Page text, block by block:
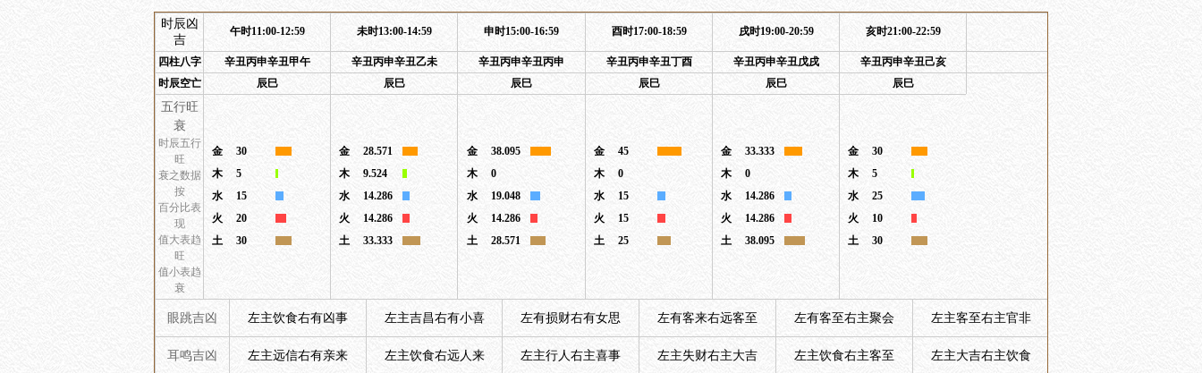
时辰凶
吉
午时11:00-12:59 未时13:00-14:59 申时15:00-16:59 酉时17:00-18:59 戌时19:00-20:59 亥时21:00-22:59
四柱八字 辛丑丙申辛丑甲午 辛丑丙申辛丑乙未 辛丑丙申辛丑丙申 辛丑丙申辛丑丁酉 辛丑丙申辛丑戊戌
辛丑丙申辛丑己亥
时辰空亡
辰巳 辰巳 辰巳 辰巳 辰巳 辰巳
五行旺
衰
时辰五行
旺
衰之数据
按
百分比表
现
值大表趋
旺
值小表趋
衰
金
30
木
5
水
15
火
20
土
30
金
28.571
木
9.524
水
14.286
火
14.286
土
33.333
金
38.095
木
0
水
19.048
火
14.286
土
28.571
金
45
木
0
水
15
火
15
土
25
金
33.333
木
0
水
14.286
火
14.286
土
38.095
金
30
木
5
水
25
火
10
土
30
眼跳吉凶 左主饮食右有凶事 左主吉昌右有小喜 左有损财右有女思 左有客来右远客至 左有客至右主聚会 左主客至右主官非
耳鸣吉凶 左主远信右有亲来 左主饮食右远人来 左主行人右主喜事 左主失财右主大吉 左主饮食右主客至 左主大吉右主饮食